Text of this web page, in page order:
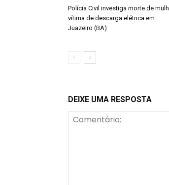
Polícia Civil investiga morte de
vítima de descarga elétrica em
Juazeiro (BA)
DEIXE UMA RESPOSTA